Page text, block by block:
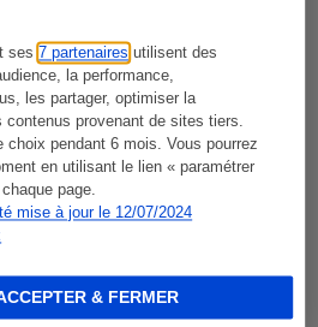
ses7 partenaires utilisent des
la performance,
les partager, optimiser la
contenus provenant de sites tiers.
choix pendant 6 mois. Vous pourrez
en utilisant le lien « paramétrer
page.
mise à jour le 12/07/2024
& FERMER
déchet CoffeeB (vidéo)